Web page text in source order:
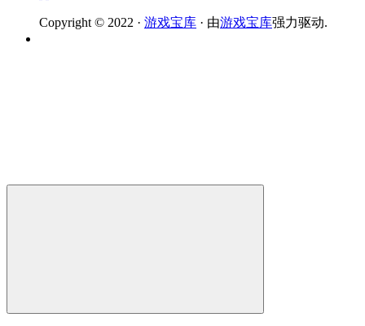
Copyright © 2022 · 游戏宝库 · 由游戏宝库强力驱动.